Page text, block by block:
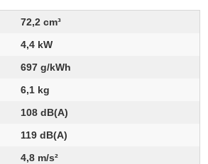
72,2 cm³
4,4 kW
697 g/kWh
6,1 kg
108 dB(A)
119 dB(A)
4,8 m/s²